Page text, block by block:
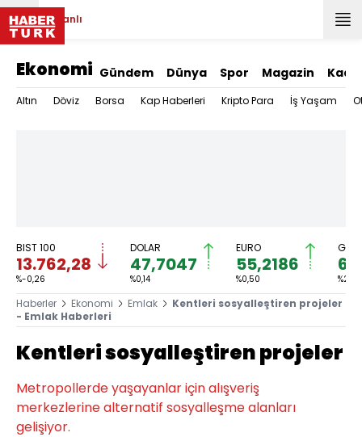
Canlı
Ekonomi Gündem Dünya Spor Magazin
Altın Döviz Borsa Kap Haberleri Kripto Para İş Yaşam
BIST 100
13.762,28
%-0,26
DOLAR
47,7047
%0,14
EURO
55,2186
%0,50 %2,92
Haberler Ekonomi Emlak
Kentleri sosyalleştiren projeler
- Emlak Haberleri
Kentleri sosyalleştiren projeler
Metropollerde yaşayanlar için alışveriş
merkezlerine alternatif sosyalleşme alanları
gelişiyor.